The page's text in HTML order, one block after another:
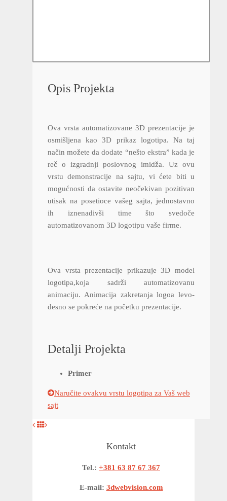
Opis Projekta
Ova vrsta automatizovane 3D prezentacije je
osmišljena kao 3D prikaz logotipa. Na taj
način možete da dodate “nešto ekstra” kada je
reč o izgradnji poslovnog imidža. Uz ovu
vrstu demonstracije na sajtu, vi ćete biti u
mogućnosti da ostavite neočekivan pozitivan
utisak na posetioce vašeg sajta, jednostavno
ih iznenadivši time što svedoče
automatizovanom 3D logotipu vaše firme.
Ova vrsta prezentacije prikazuje 3D model
logotipa,koja sadrži automatizovanu
animaciju. Animacija zakretanja logoa levo-
desno se pokreće na početku prezentacije.
Detalji Projekta
Primer
Naručite ovakvu vrstu logotipa za Vaš web
sajt
Kontakt
Tel.: +381 63 87 67 367
E-mail: 3dwebvision.com